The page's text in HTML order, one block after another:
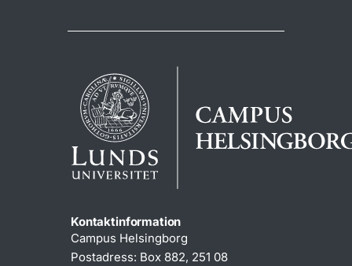
Kontaktinformation
Campus Helsingborg
Postadress: Box 882, 251 08